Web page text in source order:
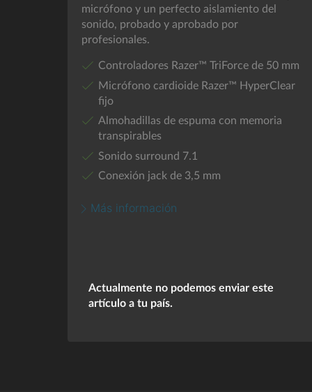
micrófono y un perfecto aislamiento del
sonido, probado y aprobado por
profesionales.
Controladores Razer™ TriForce de 50 mm
Micrófono cardioide Razer™ HyperClear
fijo
Almohadillas de espuma con memoria
transpirables
Sonido surround 7.1
Conexión jack de 3,5 mm
Más información
Actualmente no podemos enviar este
artículo a tu país.